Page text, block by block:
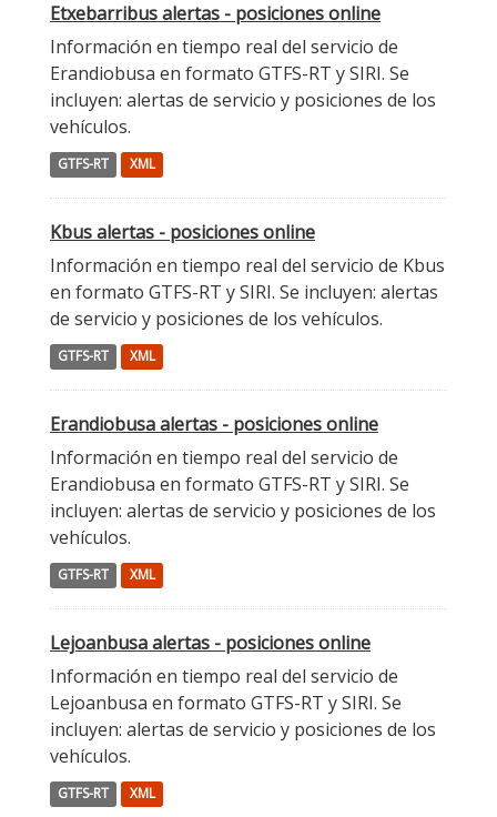
Etxebarribus alertas - posiciones online
Información en tiempo real del servicio de
Erandiobusa en formato GTFS-RT y SIRI. Se
incluyen: alertas de servicio y posiciones de los
vehículos.
GTFS-RT XML
Kbus alertas - posiciones online
Información en tiempo real del servicio de Kbus
en formato GTFS-RT y SIRI. Se incluyen: alertas
de servicio y posiciones de los vehículos.
GTFS-RT XML
Erandiobusa alertas - posiciones online
Información en tiempo real del servicio de
Erandiobusa en formato GTFS-RT y SIRI. Se
incluyen: alertas de servicio y posiciones de los
vehículos.
GTFS-RT XML
Lejoanbusa alertas - posiciones online
Información en tiempo real del servicio de
Lejoanbusa en formato GTFS-RT y SIRI. Se
incluyen: alertas de servicio y posiciones de los
vehículos.
GTFS-RT XML